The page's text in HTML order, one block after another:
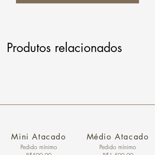
Produtos relacionados
Mini Atacado
Pedido ​mínimo
Médio Atacado
Pedido mínimo